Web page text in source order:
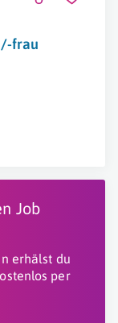
frau
Job
erhälst du
per